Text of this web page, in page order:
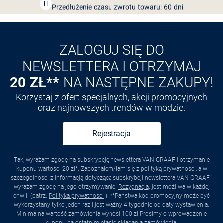
Przedłużenie czasu zwrotu towaru: 60 dni
Odkryj aplikację VANGRAAF
ZALOGUJ SIĘ DO
NEWSLETTERA I OTRZYMAJ
20 ZŁ** NA NASTĘPNE ZAKUPY!
Korzystaj z ofert specjalnych, akcji promocyjnych
oraz najnowszych trendów w modzie.
Rejestracja
Tak, wyrażam zgodę na subskrypcję newslettera VAN GRAAF i otrzymanie
kuponu wartości 20 zł*. Zapoznałem/łam się z polityką prywatności, a w
szczególności z informacją dotyczącą subskrybcji newslettera VAN GRAAF i
wyrażam zgodę na jego otrzymywanie. Rezygnacja. jest możliwa w każdej
chwili (patrz: Polityka prywatności ). **Państwa kod promocyjny może być
wykorzystany tylko jeden raz i jest ważny 4 tygodnie od daty wystawienia.
Minimalna wartość zamówienia wynosi 100 zł Prosimy o wprowadzenie